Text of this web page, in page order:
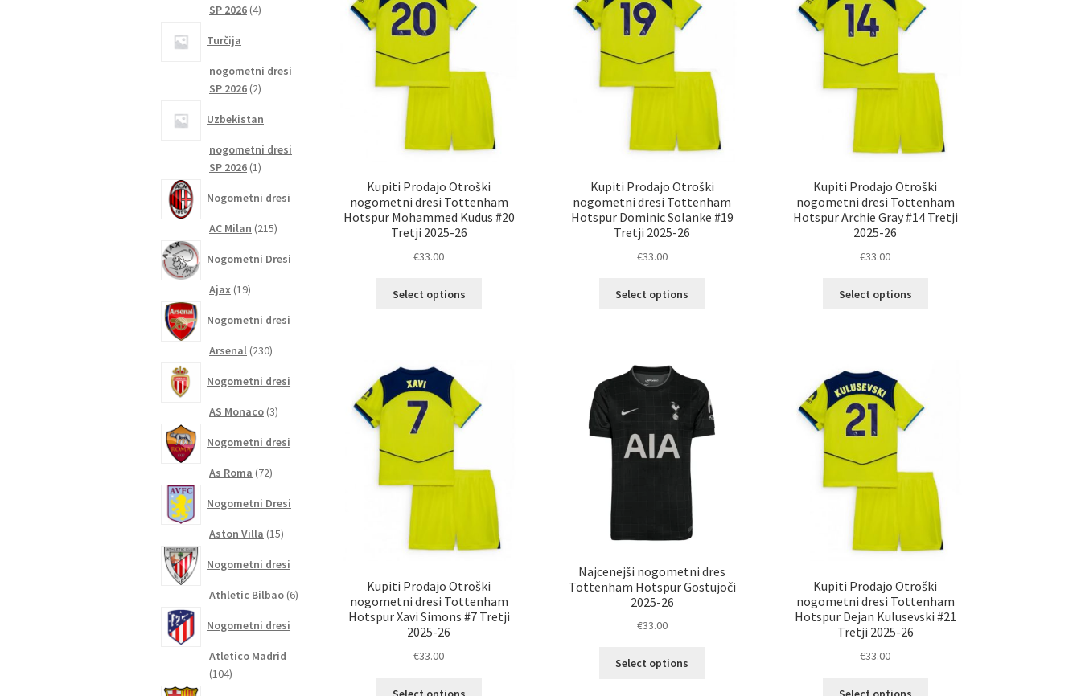
Kupiti Prodajo Otroški
nogometni dresi Tottenham
Hotspur Mohammed Kudus #20
Tretji 2025-26
€33.00
Select options
izberete
Kupiti Prodajo Otroški
nogometni dresi Tottenham
Hotspur Dominic Solanke #19
Tretji 2025-26
€33.00
Select options
lahko
izberete
na
Kupiti Prodajo Otroški
nogometni dresi Tottenham
Hotspur Archie Gray #14 Tretji
2025-26
€33.00
Select options
Kupiti Prodajo Otroški
nogometni dresi Tottenham
Hotspur Xavi Simons #7 Tretji
2025-26
€33.00
Najcenejši nogometni dres
Tottenham Hotspur Gostujoči
2025-26
€33.00
Select options
Kupiti Prodajo Otroški
nogometni dresi Tottenham
Hotspur Dejan Kulusevski #21
Tretji 2025-26
€33.00
SP 2026 44
Turčija
nogometni dresi
SP 2026 22
Uzbekistan
nogometni dresi
SP 2026 11
Nogometni dresi
AC Milan 215215
Nogometni Dresi
Ajax 1919
Nogometni dresi
Arsenal 230230
Nogometni dresi
AS Monaco 33
Nogometni dresi
As Roma 7272
Nogometni Dresi
Aston Villa 1515
Nogometni dresi
Athletic Bilbao 66
Nogometni dresi
Atletico Madrid
104104